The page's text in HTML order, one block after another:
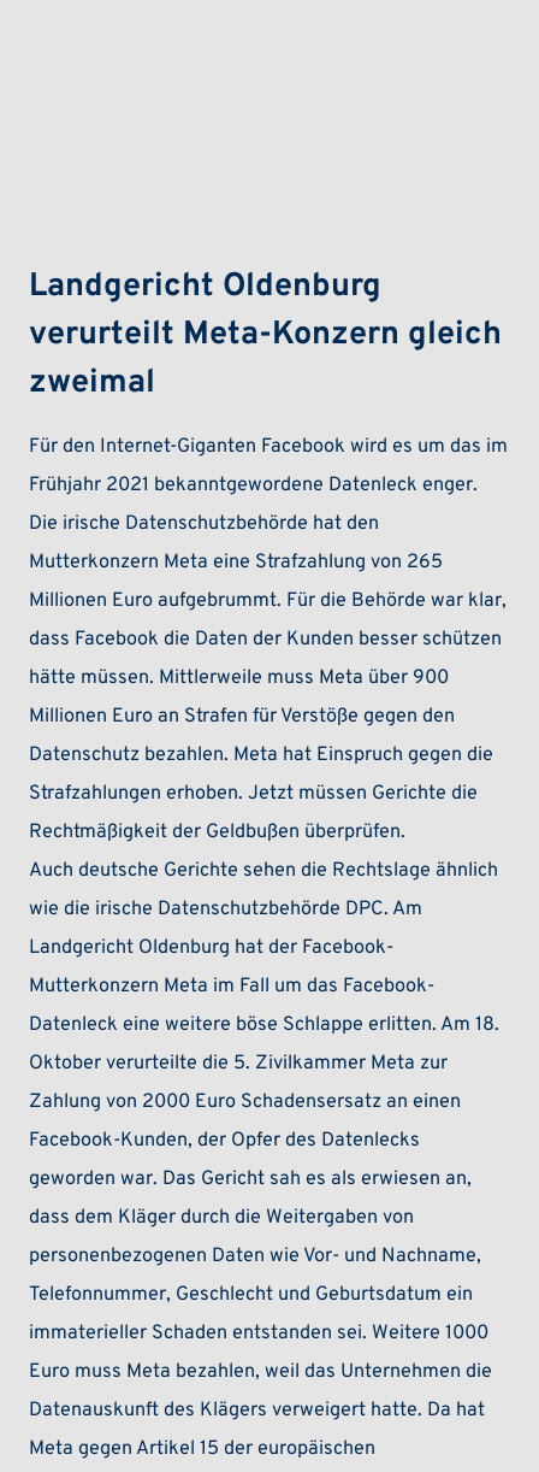
Landgericht Oldenburg
verurteilt Meta-Konzern gleich
zweimal
Für den Internet-Giganten Facebook wird es um das im
Frühjahr 2021 bekanntgewordene Datenleck enger.
Die irische Datenschutzbehörde hat den
Mutterkonzern Meta eine Strafzahlung von 265
Millionen Euro aufgebrummt. Für die Behörde war klar,
dass Facebook die Daten der Kunden besser schützen
hätte müssen. Mittlerweile muss Meta über 900
Millionen Euro an Strafen für Verstöße gegen den
Datenschutz bezahlen. Meta hat Einspruch gegen die
Strafzahlungen erhoben. Jetzt müssen Gerichte die
Rechtmäßigkeit der Geldbußen überprüfen.
Auch deutsche Gerichte sehen die Rechtslage ähnlich
wie die irische Datenschutzbehörde DPC. Am
Landgericht Oldenburg hat der Facebook-
Mutterkonzern Meta im Fall um das Facebook-
Datenleck eine weitere böse Schlappe erlitten. Am 18.
Oktober verurteilte die 5. Zivilkammer Meta zur
Zahlung von 2000 Euro Schadensersatz an einen
Facebook-Kunden, der Opfer des Datenlecks
geworden war. Das Gericht sah es als erwiesen an,
dass dem Kläger durch die Weitergaben von
personenbezogenen Daten wie Vor- und Nachname,
Telefonnummer, Geschlecht und Geburtsdatum ein
immaterieller Schaden entstanden sei. Weitere 1000
Euro muss Meta bezahlen, weil das Unternehmen die
Datenauskunft des Klägers verweigert hatte. Da hat
Meta gegen Artikel 15 der europäischen